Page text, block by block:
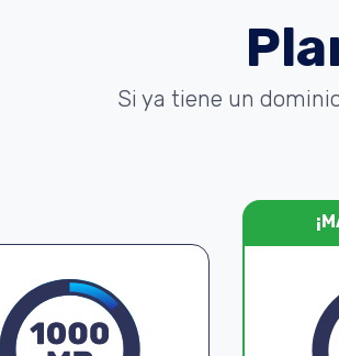
Si ya tiene un